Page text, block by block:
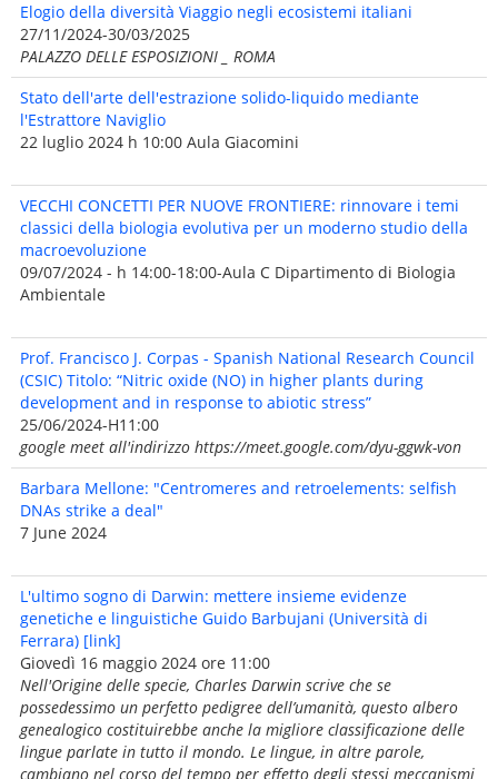
Elogio della diversità Viaggio negli ecosistemi italiani
27/11/2024-30/03/2025
PALAZZO DELLE ESPOSIZIONI _ ROMA
Stato dell'arte dell'estrazione solido-liquido mediante
l'Estrattore Naviglio
22 luglio 2024 h 10:00 Aula Giacomini
VECCHI CONCETTI PER NUOVE FRONTIERE: rinnovare i temi
classici della biologia evolutiva per un moderno studio della
macroevoluzione
09/07/2024 - h 14:00-18:00-Aula C Dipartimento di Biologia
Ambientale
Prof. Francisco J. Corpas - Spanish National Research Council
(CSIC) Titolo: “Nitric oxide (NO) in higher plants during
development and in response to abiotic stress”
25/06/2024-H11:00
google meet all'indirizzo https://meet.google.com/dyu-ggwk-von
Barbara Mellone: "Centromeres and retroelements: selfish
DNAs strike a deal"
7 June 2024
L'ultimo sogno di Darwin: mettere insieme evidenze
genetiche e linguistiche Guido Barbujani (Università di
Ferrara) [link]
Giovedì 16 maggio 2024 ore 11:00
Nell'Origine delle specie, Charles Darwin scrive che se
possedessimo un perfetto pedigree dell’umanità, questo albero
genealogico costituirebbe anche la migliore classificazione delle
lingue parlate in tutto il mondo. Le lingue, in altre parole,
cambiano nel corso del tempo per effetto degli stessi meccanismi